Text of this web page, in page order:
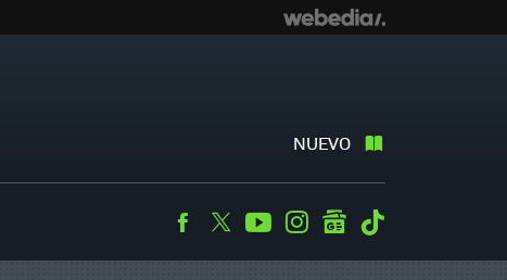
NUEVO
Facebook
TwitterYoutubeInstagramgooglenews